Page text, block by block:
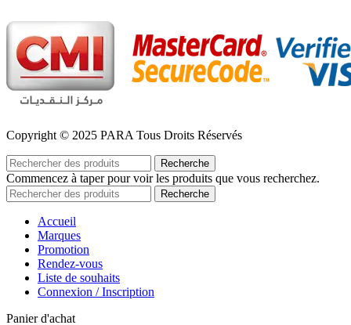
Copyright © 2025 PARA Tous Droits Réservés
Recherche
Commencez à taper pour voir les produits que vous recherchez.
Recherche
Accueil
Marques
Promotion
Rendez-vous
Liste de souhaits
Connexion / Inscription
Panier d'achat